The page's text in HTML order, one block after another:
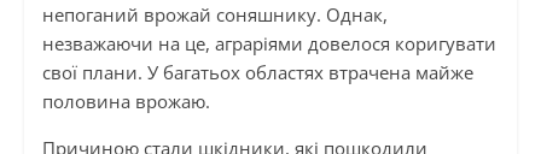
непоганий врожай соняшнику. Однак,
незважаючи на це, аграріями довелося коригувати
свої плани. У багатьох областях втрачена майже
половина врожаю.
Причиною стали шкідники, які пошкодили